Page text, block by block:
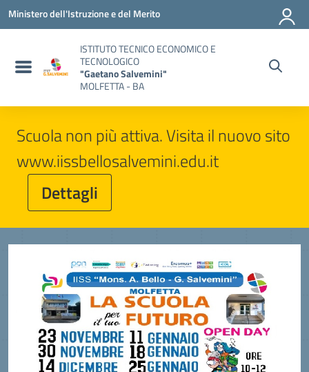
Vai ai contenuti
Vai al menu di navigazione
Vai al footer
Ministero dell'Istruzione e del Merito
ISTITUTO TECNICO ECONOMICO E
TECNOLOGICO
"Gaetano Salvemini"
MOLFETTA - BA
Scuola non più attiva. Visita il nuovo sito
www.iissbellosalvemini.edu.it
Dettagli